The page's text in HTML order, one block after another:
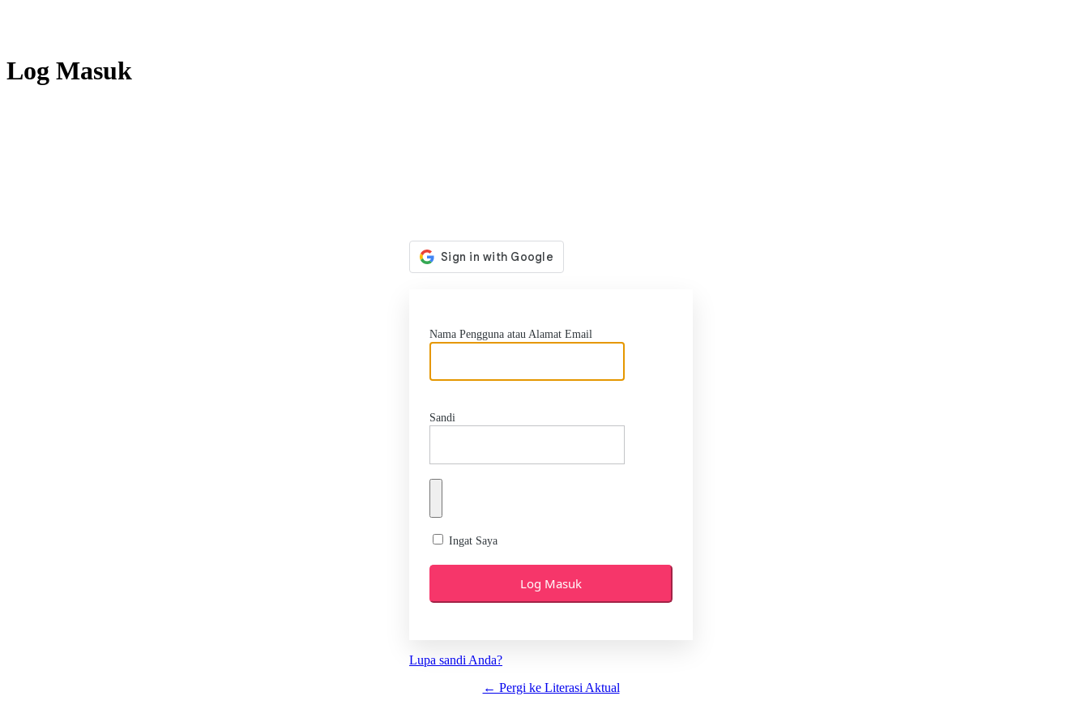
Log Masuk
Nama Pengguna atau Alamat Email
Sandi
Ingat Saya
Lupa sandi Anda?
← Pergi ke Literasi Aktual